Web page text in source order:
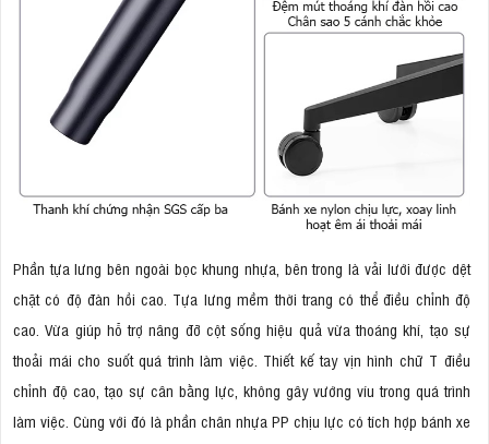
Phần tựa lưng bên ngoài bọc khung nhựa, bên trong là vải lưới được dệt
chặt có độ đàn hồi cao. Tựa lưng mềm thời trang có thể điều chỉnh độ
cao. Vừa giúp hỗ trợ nâng đỡ cột sống hiệu quả vừa thoáng khí, tạo sự
thoải mái cho suốt quá trình làm việc. Thiết kế tay vịn hình chữ T điều
chỉnh độ cao, tạo sự cân bằng lực, không gây vướng víu trong quá trình
làm việc. Cùng với đó là phần chân nhựa PP chịu lực có tích hợp bánh xe